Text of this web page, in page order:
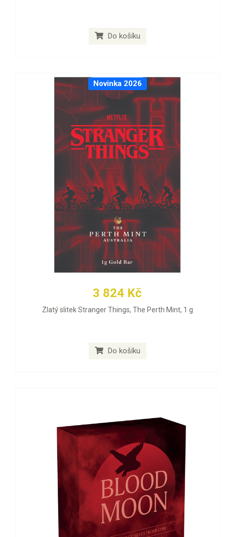
Do košíku
Novinka 2026
3 824 Kč
Zlatý slitek Stranger Things, The Perth Mint, 1 g
Do košíku